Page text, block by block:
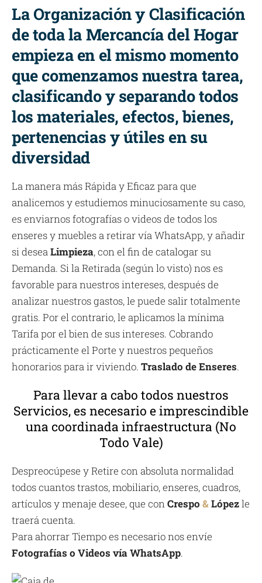
La Organización y Clasificación
de toda la Mercancía del Hogar
empieza en el mismo momento
que comenzamos nuestra tarea,
clasificando y separando todos
los materiales, efectos, bienes,
pertenencias y útiles en su
diversidad
La manera más Rápida y Eficaz para que
analicemos y estudiemos minuciosamente su caso,
es enviarnos fotografías o videos de todos los
enseres y muebles a retirar vía WhatsApp, y añadir
si deseaLimpieza, con el fin de catalogar su
Demanda. Si la Retirada (según lo visto) nos es
favorable para nuestros intereses, después de
analizar nuestros gastos, le puede salir totalmente
gratis. Por el contrario, le aplicamos la mínima
Tarifa por el bien de sus intereses. Cobrando
prácticamente el Porte y nuestros pequeños
honorarios para ir viviendo. Traslado de Enseres.
Para llevar a cabo todos nuestros
Servicios, es necesario e imprescindible
una coordinada infraestructura (No
Todo Vale)
Despreocúpese y Retire con absoluta normalidad
todos cuantos trastos, mobiliario, enseres, cuadros,
artículos y menaje desee, que conCrespo &Lópezle
traerá cuenta.
Para ahorrar Tiempo es necesario nos envíe
Fotografías o Videos vía WhatsApp.